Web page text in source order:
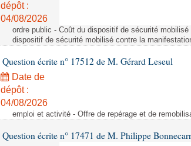
dépôt :
04/08/2026
ordre public - Coût du dispositif de sécurité
dispositif de sécurité mobilisé contre la
Question écrite n° 17512 de M. Gérard Leseul
Date de
dépôt :
04/08/2026
emploi et activité - Offre de repérage et de
Question écrite n° 17471 de M. Philippe